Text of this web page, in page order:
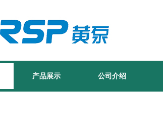
产品展示 公司介绍